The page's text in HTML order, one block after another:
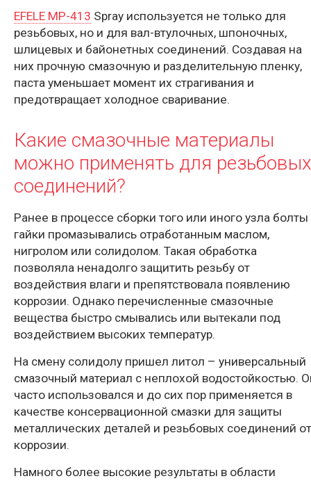
EFELE MP-413 Spray используется не только для
резьбовых, но и для вал-втулочных, шпоночных,
шлицевых и байонетных соединений. Создавая на
них прочную смазочную и разделительную пленку,
паста уменьшает момент их cтрагивания и
предотвращает холодное сваривание.
Какие смазочные материалы
можно применять для
соединений?
Ранее в процессе сборки того или иного узла болты
гайки промазывались отработанным маслом,
нигролом или солидолом. Такая обработка
позволяла ненадолго защитить резьбу от
воздействия влаги и препятствовала появлению
коррозии. Однако перечисленные смазочные
вещества быстро смывались или вытекали под
воздействием высоких температур.
На смену солидолу пришел литол – универсальный
смазочный материал с неплохой водостойкостью.
часто использовался и до сих пор применяется в
качестве консервационной смазки для защиты
металлических деталей и резьбовых соединений от
коррозии.
Намного более высокие результаты в области